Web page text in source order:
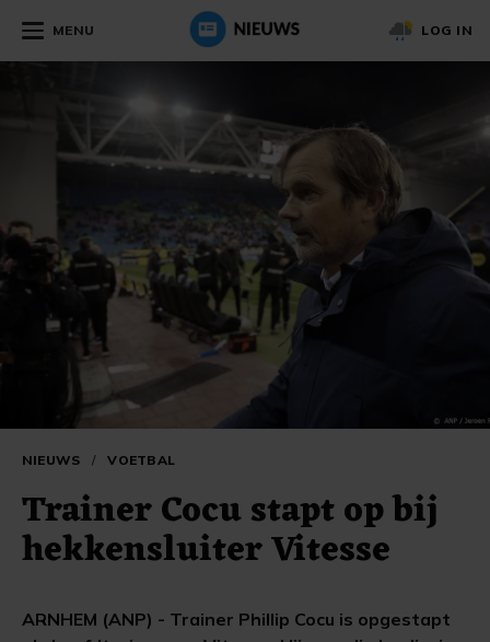
MENU LOG IN
NIEUWS / VOETBAL
Trainer Cocu stapt op bij
hekkensluiter Vitesse
ARNHEM (ANP) - Trainer Phillip Cocu is opgestapt